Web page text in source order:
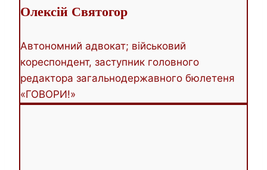
Олексій Святогор
Автономний адвокат; військовий
кореспондент, заступник головного
редактора загальнодержавного бюлетеня
«ГОВОРИ!»